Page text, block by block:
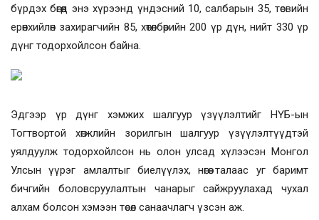
бүрдэх бөгөөд энэ хүрээнд үндэсний 10, салбарын 35, төсвийн
ерөнхийлөн захирагчийн 85, хөтөлбөрийн 200 үр дүн, нийт 330 үр
дүнг тодорхойлсон байна.
Эдгээр үр дүнг хэмжих шалгуур үзүүлэлтийг НҮБ-ын
Тогтвортой хөгжлийн зорилгын шалгуур үзүүлэлтүүдтэй
уялдуулж тодорхойлсон нь олон улсад хүлээсэн Монгол
Улсын үүрэг амлалтыг биелүүлэх, нөгөө талаас уг баримт
бичгийн боловсруулалтын чанарыг сайжруулахад чухал
алхам болсон хэмээн төсөл санаачлагч үзсэн аж.